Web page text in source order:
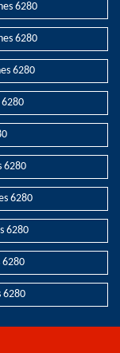
6280
6280
6280
6280
6280
6280
6280
6280